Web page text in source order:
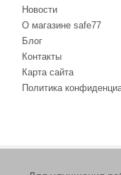
Новости
О магазине safe77
Блог
Контакты
Карта сайта
Политика
Copyright © 2006-